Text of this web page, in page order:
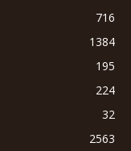
716
1384
195
224
32
2563